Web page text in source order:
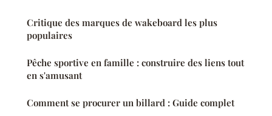
Critique des marques de wakeboard les plus
populaires
Pêche sportive en famille : construire des liens tout
en s'amusant
Comment se procurer un billard : Guide complet